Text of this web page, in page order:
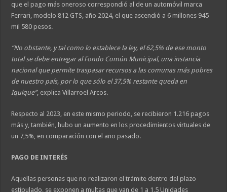
que el pago más oneroso correspondió al de un automóvil marca
Ferrari, modelo 812 GTS, año 2024, el que ascendió a 6 millones 945
mil 580 pesos.
“No obstante, y tal como lo establece la ley, el 62,5% de ese monto
total se debe entregar al Fondo Común Municipal, una instancia
nacional que permite traspasar recursos a las comunas más pobres
de nuestro país, por lo que sólo el 37,5% restante queda en
Iquique”, explica Villarroel Arcos.
Respecto al 2023, en este mismo periodo, se recibieron 1.216 pagos
más y, también, hubo un aumento en los procedimientos virtuales de
un 7,5%, en comparación con el año pasado.
PAGO DE INTERÉS
Aquellas personas que no realizaron el trámite dentro del plazo
estipulado, se exponen a multas que van de 1 a 1,5 Unidades